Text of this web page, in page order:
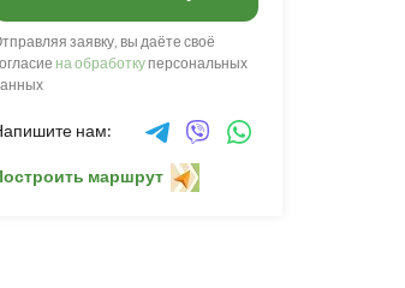
заявку, вы даёте своё
на обработкуперсональных
нам:
маршрут